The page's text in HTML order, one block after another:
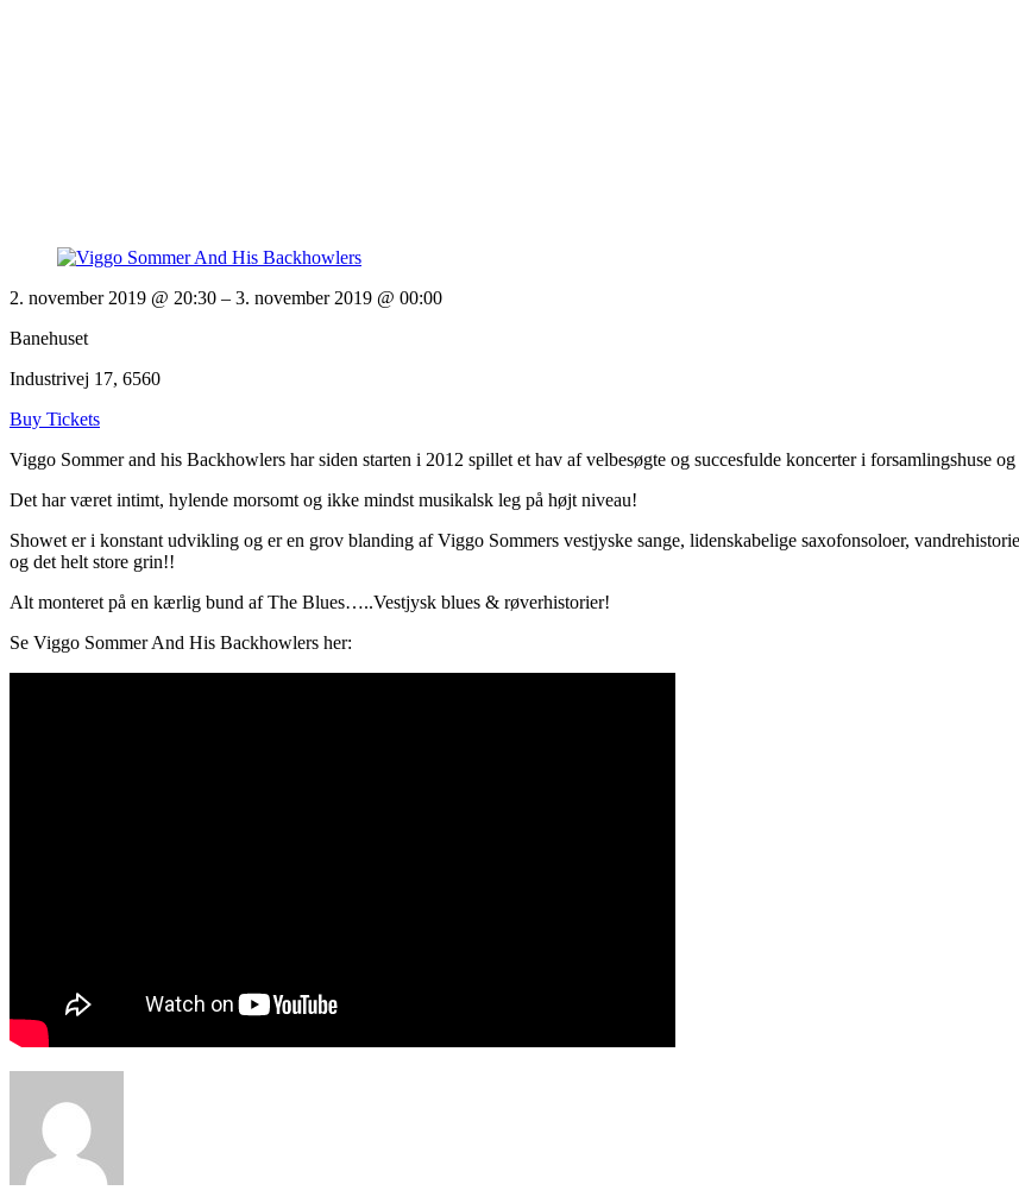
2. november 2019 @ 20:30 – 3. november 2019 @ 00:00
Banehuset
Industrivej 17, 6560
Buy Tickets
Viggo Sommer and his Backhowlers har siden starten i 2012 spillet et hav af velbesøgte og succesfulde koncerter i forsamlingshuse
Det har været intimt, hylende morsomt og ikke mindst musikalsk leg på højt niveau!
Showet er i konstant udvikling og er en grov blanding af Viggo Sommers vestjyske sange, lidenskabelige saxofonsoloer,
og det helt store grin!!
Alt monteret på en kærlig bund af The Blues…..Vestjysk blues & røverhistorier!
Se Viggo Sommer And His Backhowlers her: